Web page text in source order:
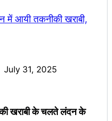
July 31, 2025
खराबी के चलते लंदन के